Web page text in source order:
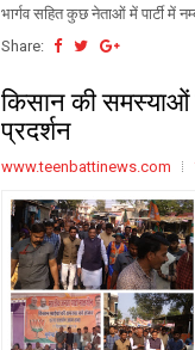
भार्गव सहित कुछ नेताओं में पार्टी में
Share:
किसान की समस्याओं
प्रदर्शन
www.teenbattinews.com